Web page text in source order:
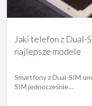
Jaki telefon z Dual-
najlepsze modele
Smartfony z Dual-SIM
SIM jednocześnie…